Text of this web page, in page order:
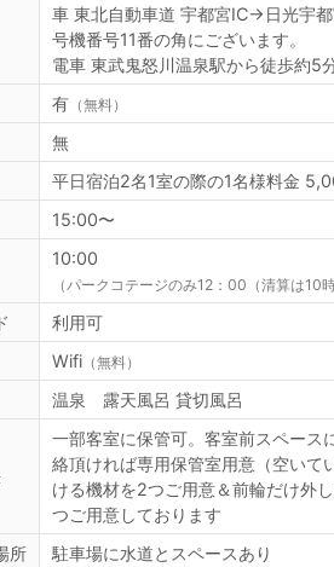
車 東北自動車道 宇都宮IC→日光宇
号機番号11番の角にございます。
電車 東武鬼怒川温泉駅から徒歩約5分
有 （無料）
無
平日宿泊2名1室の際の1名様料金
15:00〜
10:00
（パークコテージのみ12：00（清算は10
利用可
Wifi （無料）
温泉 露天風呂 貸切風呂
一部客室に保管可。客室前スペース
絡頂ければ専用保管室用意（空いて
ける機材を2つご用意＆前輪だけ外
つご用意しております
所
駐車場に水道とスペースあり